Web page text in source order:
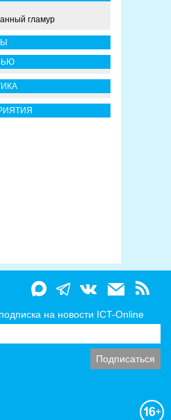
гламур
на новости ICT-Online